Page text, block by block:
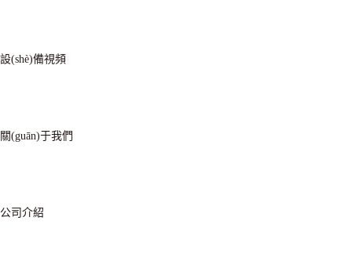
設(shè)備視頻
關(guān)于我們
公司介紹